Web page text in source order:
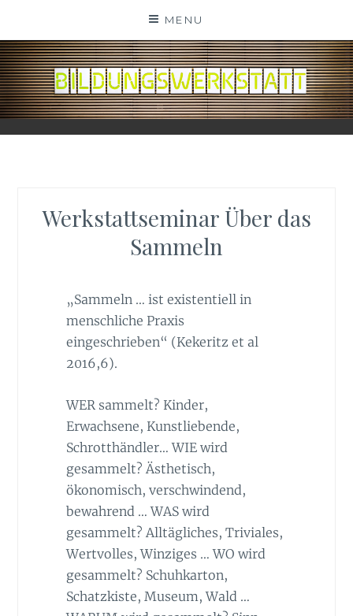
content
MENU
BILDUNGSWERKSTATT
Werkstattseminar Über das
Sammeln
„Sammeln … ist existentiell in
menschliche Praxis
eingeschrieben“ (Kekeritz et al
2016,6).
WER sammelt? Kinder,
Erwachsene, Kunstliebende,
Schrotthändler… WIE wird
gesammelt? Ästhetisch,
ökonomisch, verschwindend,
bewahrend … WAS wird
gesammelt? Alltägliches, Triviales,
Wertvolles, Winziges … WO wird
gesammelt? Schuhkarton,
Schatzkiste, Museum, Wald …